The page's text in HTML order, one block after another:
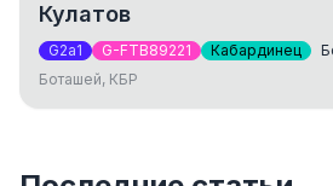
Кулатов
G2a1 G-FTB89221 Кабардинец
Боташей, КБР